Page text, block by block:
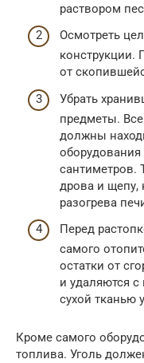
раствором
Осмотреть
конструкции.
от
Убрать
предметы.
должны
оборудования
сантиметров.
дрова и щепу,
разогрева
Перед
самого
остатки от
и удаляются
сухой тканью
Кроме самого
топлива. Уголь